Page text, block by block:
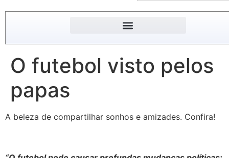
O futebol visto pelos
papas
A beleza de compartilhar sonhos e amizades. Confira!